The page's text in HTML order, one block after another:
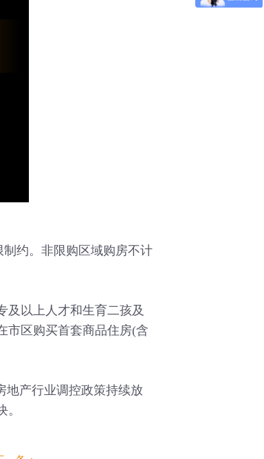
约。非限购区域购房不计
以上人才和生育二孩及
市区购买首套商品住房(含
产行业调控政策持续放